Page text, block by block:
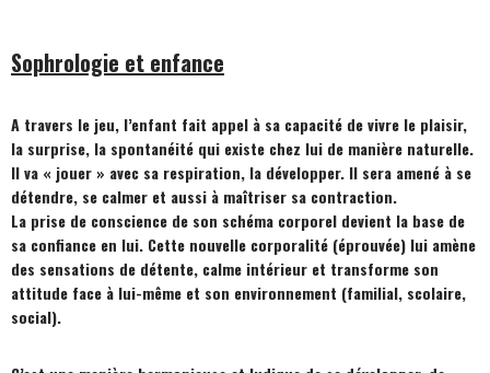
Sophrologie et enfance
A travers le jeu, l’enfant fait appel à sa capacité de vivre le plaisir,
la surprise, la spontanéité qui existe chez lui de manière naturelle.
Il va « jouer » avec sa respiration, la développer. Il sera amené à se
détendre, se calmer et aussi à maîtriser sa contraction.
La prise de conscience de son schéma corporel devient la base de
sa confiance en lui. Cette nouvelle corporalité (éprouvée) lui amène
des sensations de détente, calme intérieur et transforme son
attitude face à lui-même et son environnement (familial, scolaire,
social).